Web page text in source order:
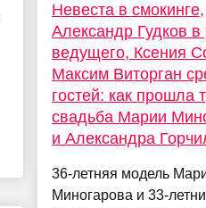
Невеста в смокинге,
Александр Гудков в
ведущего, Ксения
Максим Виторган
гостей: как прошла
свадьба Марии
и Александра
36-летняя модель
Миногарова и 33-